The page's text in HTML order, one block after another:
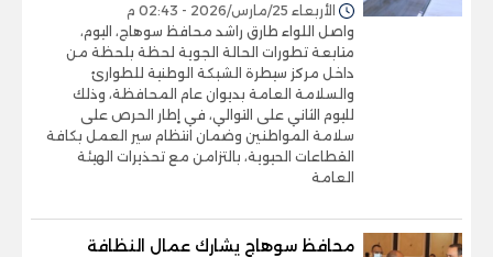
الأربعاء 25/مارس/2026 - 02:43 م
واصل اللواء طارق راشد محافظ سوهاج، اليوم،
متابعة تطورات الحالة الجوية لحظة بلحظة من
داخل مركز سيطرة الشبكة الوطنية للطوارئ
والسلامة العامة بديوان عام المحافظة، وذلك
لليوم الثاني على التوالي، في إطار الحرص على
سلامة المواطنين وضمان انتظام سير العمل بكافة
القطاعات الحيوية، بالتزامن مع تحذيرات الهيئة
العامة
محافظ سوهاج يشارك عمال النظافة